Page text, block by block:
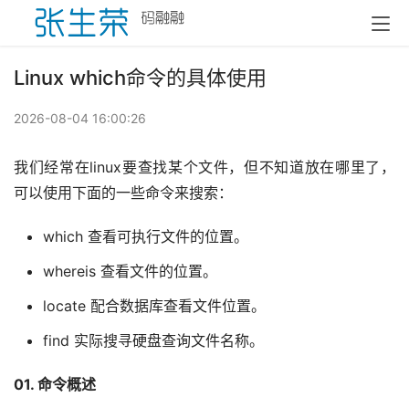
Linux which命令的具体使用
2026-08-04 16:00:26
我们经常在linux要查找某个文件，但不知道放在哪里了，
可以使用下面的一些命令来搜索：
which 查看可执行文件的位置。
whereis 查看文件的位置。
locate 配合数据库查看文件位置。
find 实际搜寻硬盘查询文件名称。
01. 命令概述